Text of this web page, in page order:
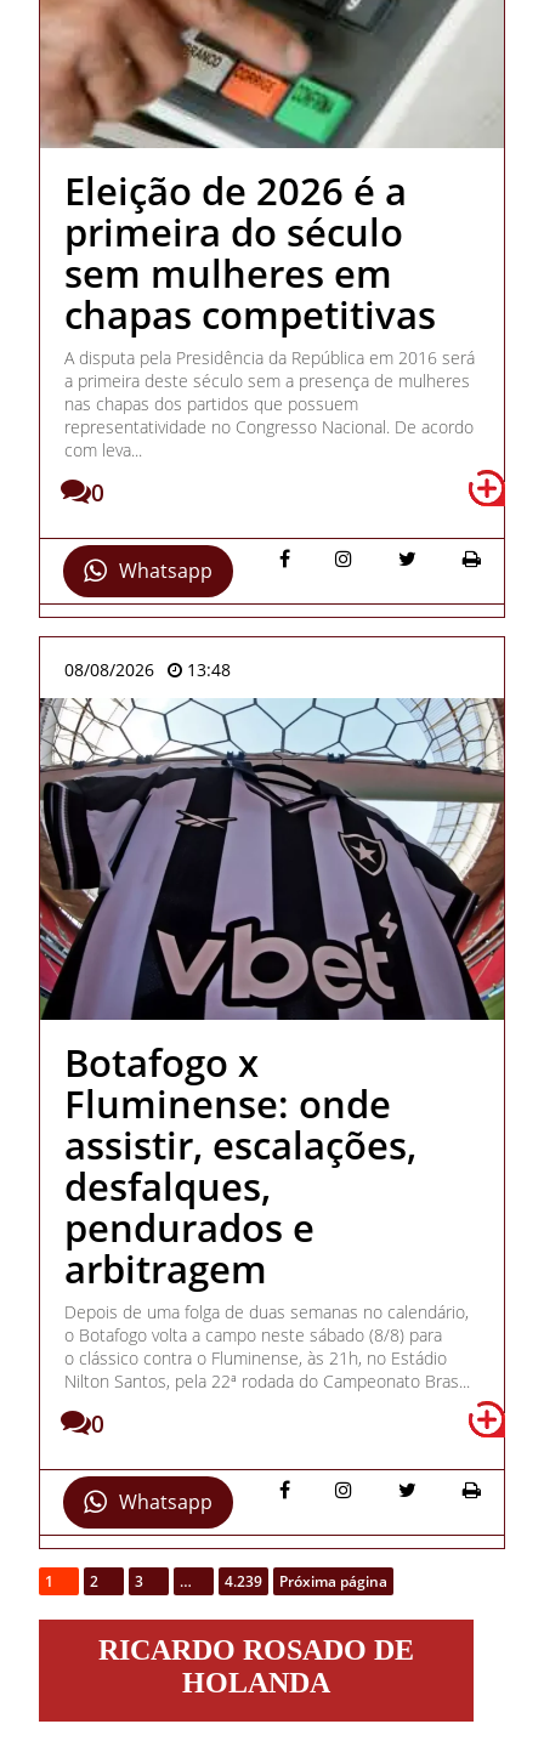
Eleição de 2026 é a
primeira do século
sem mulheres em
chapas competitivas
A disputa pela Presidência da República em 2016 será
a primeira deste século sem a presença de mulheres
nas chapas dos partidos que possuem
representatividade no Congresso Nacional. De acordo
com leva...
0
Whatsapp
08/08/2026 13:48
Botafogo x
Fluminense: onde
assistir, escalações,
desfalques,
pendurados e
arbitragem
Depois de uma folga de duas semanas no calendário,
o Botafogo volta a campo neste sábado (8/8) para
o clássico contra o Fluminense, às 21h, no Estádio
Nilton Santos, pela 22ª rodada do Campeonato Bras...
0
Whatsapp
1 2 3 … 4.239 Próxima página
RosadoRICARDO ROSADO DE
HOLANDA